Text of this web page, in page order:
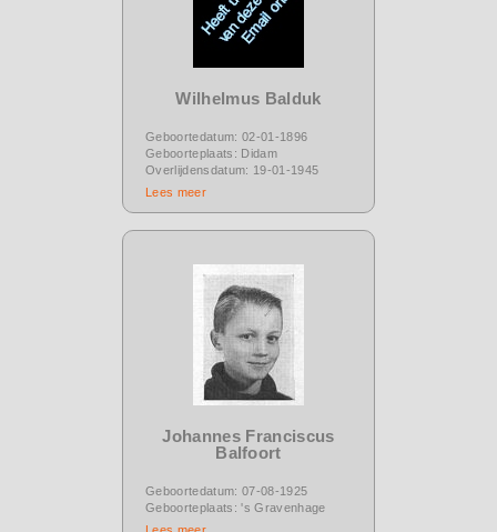
Wilhelmus Balduk
Geboortedatum: 02-01-1896
Geboorteplaats: Didam
Overlijdensdatum: 19-01-1945
Lees meer
Johannes Franciscus
Balfoort
Geboortedatum: 07-08-1925
Geboorteplaats: 's Gravenhage